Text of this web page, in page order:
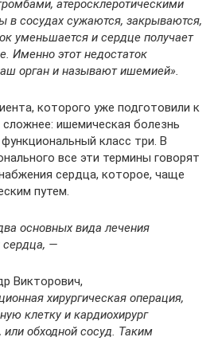
атеросклеротическими
в сосудах сужаются, закрываются,
уменьшается и сердце получает
Именно этот недостаток
орган и называют ишемией».
которого уже подготовили к
ишемическая болезнь
класс три. В
все эти термины говорят
сердца, которое, чаще
путем.
основных вида лечения
сердца, —
Викторович,
хирургическая операция,
клетку и кардиохирург
обходной сосуд. Таким